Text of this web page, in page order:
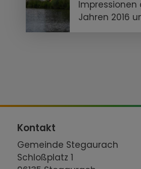
Impressionen
Jahren 2016
Kontakt
Gemeinde Stegaurach
Schloßplatz 1